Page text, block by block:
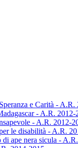
e Carità - A.R.
- A.R. 2012-
- A.R. 2012-
le disabilità - A.R.
ape nera sicula -